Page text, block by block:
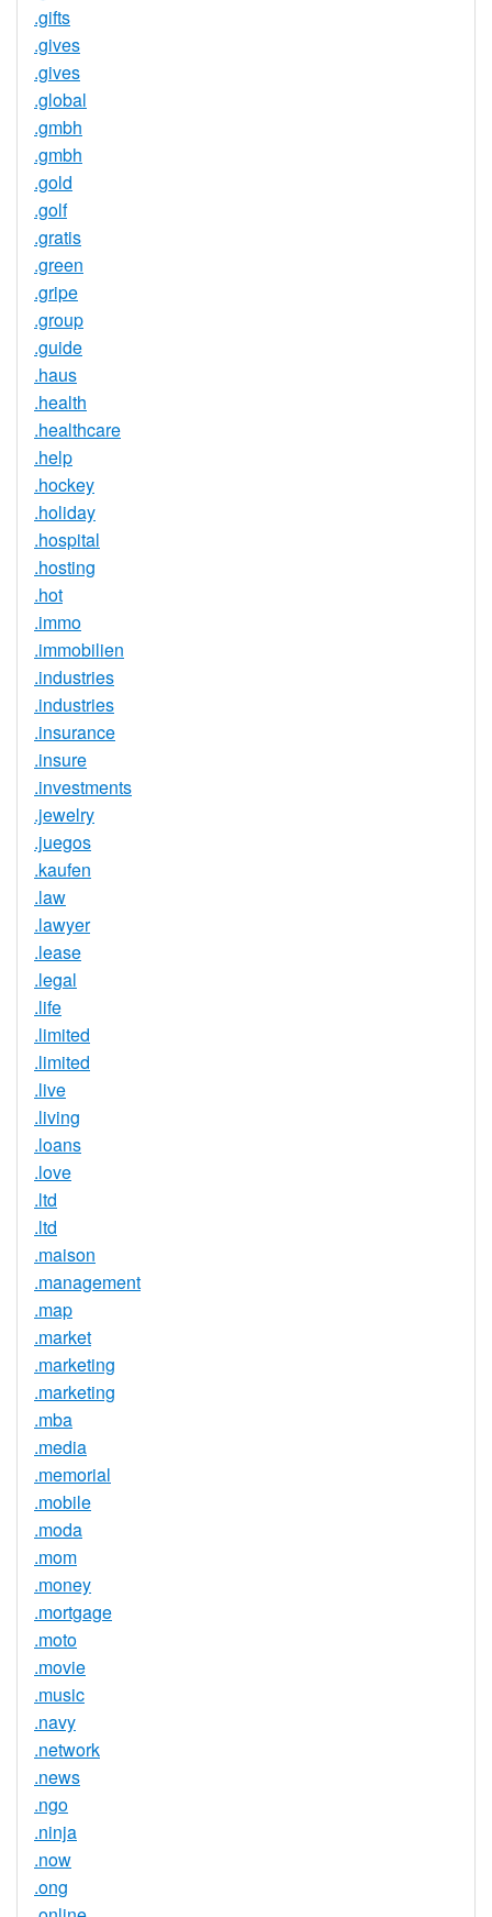
.gifts
.gives
.gives
.global
.gmbh
.gmbh
.gold
.golf
.gratis
.green
.gripe
.group
.guide
.haus
.health
.healthcare
.help
.hockey
.holiday
.hospital
.hosting
.hot
.immo
.immobilien
.industries
.industries
.insurance
.insure
.investments
.jewelry
.juegos
.kaufen
.law
.lawyer
.lease
.legal
.life
.limited
.limited
.live
.living
.loans
.love
.ltd
.ltd
.maison
.management
.map
.market
.marketing
.marketing
.mba
.media
.memorial
.mobile
.moda
.mom
.money
.mortgage
.moto
.movie
.music
.navy
.network
.news
.ngo
.ninja
.now
.ong